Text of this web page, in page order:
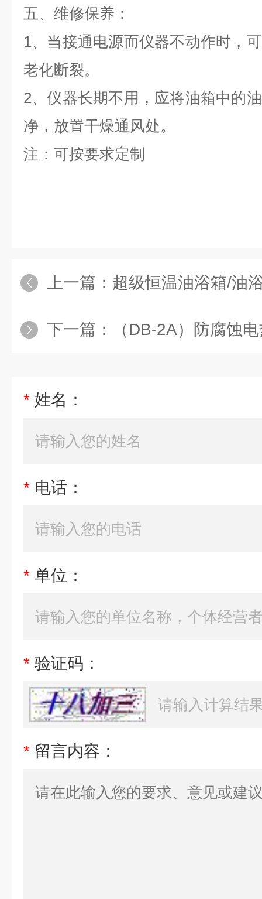
五、 维修保养：
1、当接通电源而仪器不动作时，
老化断裂。
2、仪器长期不用，应将油箱中的
净，放置干燥通风处。
注：可按要求定制
上一篇： 超级恒温油浴箱/油
下一篇： （DB-2A）防腐蚀
* 姓名：
* 电话：
* 单位：
* 验证码：
* 留言内容：